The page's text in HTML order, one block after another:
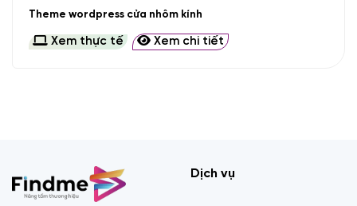
Theme wordpress cửa nhôm kính
Xem thực tế Xem chi tiết
Dịch vụ